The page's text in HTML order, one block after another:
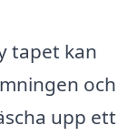
tapet kan
och
upp ett